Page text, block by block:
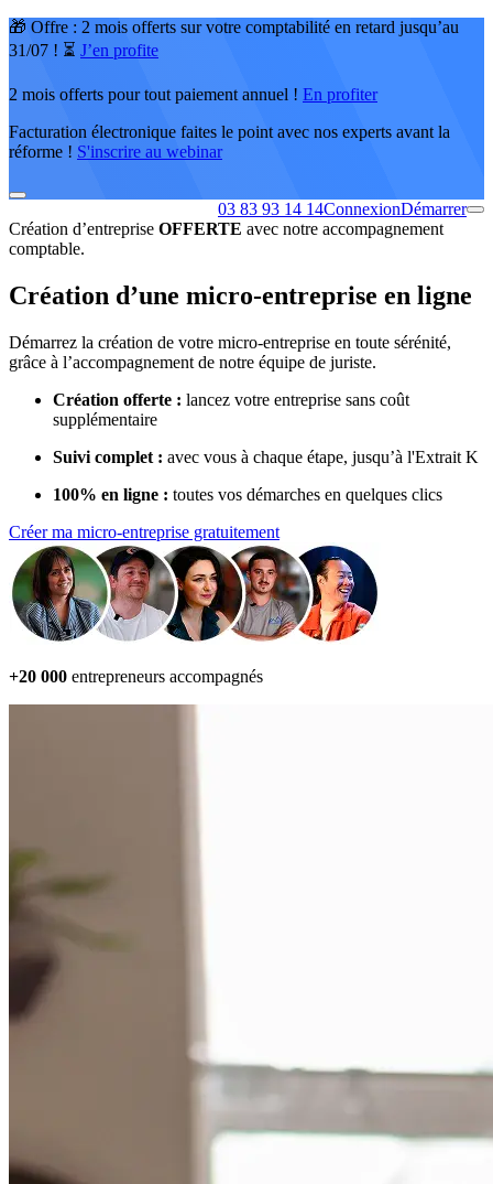
🎁 Offre : 2 mois offerts sur votre comptabilité en retard jusqu’au
31/07 ! ⏳ J’en profite
2 mois offerts pour tout paiement annuel ! En profiter
Facturation électronique faites le point avec nos experts avant la
réforme ! S'inscrire au webinar
03 83 93 14 14ConnexionDémarrer
Création d’entreprise OFFERTE avec notre accompagnement
comptable.
Création d’une micro-entreprise en ligne
Démarrez la création de votre micro-entreprise en toute sérénité,
grâce à l’accompagnement de notre équipe de juriste.
Création offerte : lancez votre entreprise sans coût
supplémentaire
Suivi complet : avec vous à chaque étape, jusqu’à l'Extrait K
100% en ligne : toutes vos démarches en quelques clics
Créer ma micro-entreprise gratuitement
+20 000 entrepreneurs accompagnés